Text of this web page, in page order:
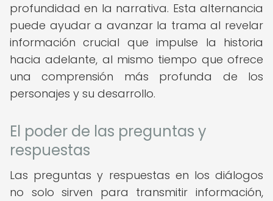
profundidad en la narrativa. Esta alternancia
puede ayudar a avanzar la trama al revelar
información crucial que impulse la historia
hacia adelante, al mismo tiempo que ofrece
una comprensión más profunda de los
personajes y su desarrollo.
El poder de las preguntas y
respuestas
Las preguntas y respuestas en los diálogos
no solo sirven para transmitir información,